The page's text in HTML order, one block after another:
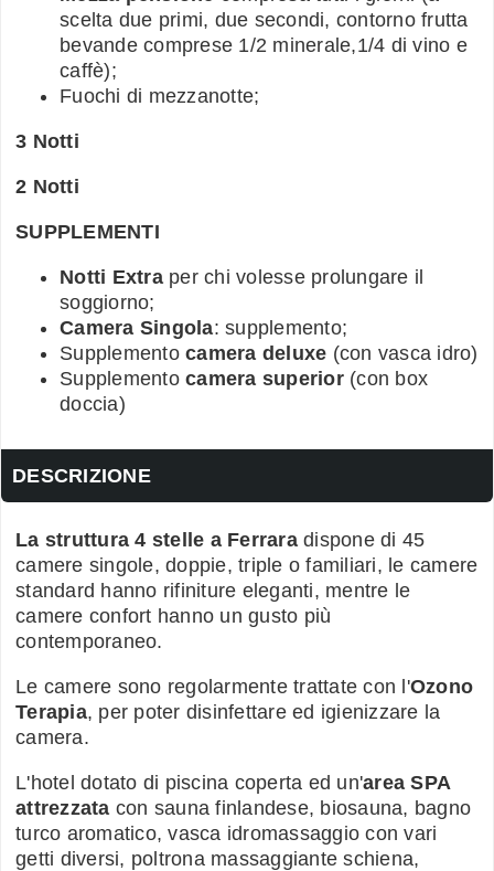
scelta due primi, due secondi, contorno frutta
bevande comprese 1/2 minerale,1/4 di vino e
caffè);
Fuochi di mezzanotte;
3 Notti
2 Notti
SUPPLEMENTI
Notti Extraper chi volesse prolungare il
soggiorno;
Camera Singola: supplemento;
Supplemento camera deluxe (con vasca idro)
Supplemento camera superior(con box
doccia)
DESCRIZIONE
La struttura 4 stelle a Ferraradispone di 45
camere singole, doppie, triple o familiari, le camere
standard hanno rifiniture eleganti, mentre le
camere confort hanno un gusto più
contemporaneo.
Le camere sono regolarmente trattate con l'Ozono
Terapia, per poter disinfettare ed igienizzare la
camera.
L'hotel dotato di piscina coperta ed un'area SPA
attrezzata con sauna finlandese, biosauna, bagno
turco aromatico, vasca idromassaggio con vari
getti diversi, poltrona massaggiante schiena,